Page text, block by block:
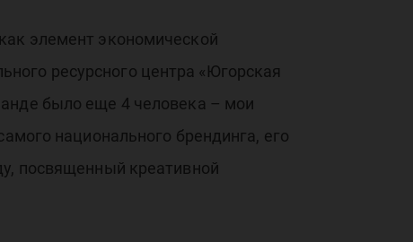
элемент экономической
ресурсного центра «Югорская
было еще 4 человека – мои
национального брендинга, его
посвященный креативной